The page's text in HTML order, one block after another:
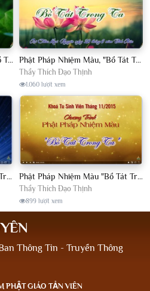
Phật Pháp Nhiệm Màu, Kì 4, Bồ Tát Trong Ta, Chùa Khai Nguyên Phật Pháp Nhiệm Màu, "Bồ Tát Trong Ta", Kì 3 2016, Chùa Khai Nguyên
Thầy Thích Đạo Thịnh
1.060 lượt xem
Phật Pháp Nhiệm Màu, Bồ Tát Trong Ta, Kỳ 2, Chùa Khai Nguyên Phật Pháp Nhiệm Màu "Bồ Tát Trong Ta", kỳ 1, Khoá Tu Sinh Viên, tháng 11/2015
Thầy Thích Đạo Thịnh
899 lượt xem
Thông Tin - Truyền Thông
PHẬT GIÁO TẢN VIÊN